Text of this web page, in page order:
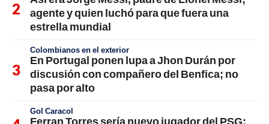
agente y quien luchó para que fuera una
estrella mundial
Colombianos en el exterior
En Portugal ponen lupa a Jhon Durán por
discusión con compañero del Benfica; no
pasa por alto
Gol Caracol
Ferran Torres sería nuevo jugador del PSG;